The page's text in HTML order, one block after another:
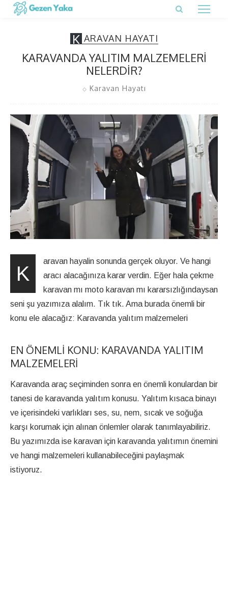
K ARAVAN HAYATI
KARAVANDA YALITIM MALZEMELERI
NELERDIR?
Karavan Hayatı
K
aravan hayalin sonunda gerçek oluyor. Ve hangi
aracı alacağınıza karar verdin. Eğer hala çekme
karavan mı moto karavan mı kararsızlığındaysan
seni şu yazımıza alalım. Tık tık. Ama burada önemli bir
konu ele alacağız: Karavanda yalıtım malzemeleri
EN ÖNEMLI KONU: KARAVANDA YALITIM
MALZEMELERI
Karavanda araç seçiminden sonra en önemli konulardan bir
tanesi de karavanda yalıtım konusu. Yalıtım kısaca binayı
ve içerisindeki varlıkları ses, su, nem, sıcak ve soğuğa
karşı korumak için alınan önlemler olarak tanımlayabiliriz.
Bu yazımızda ise karavan için karavanda yalıtımın önemini
ve hangi malzemeleri kullanabileceğini paylaşmak
istiyoruz.